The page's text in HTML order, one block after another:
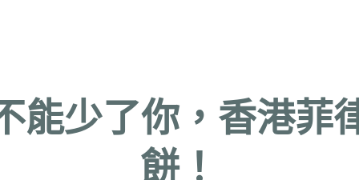
能少了你，香港菲
餅！